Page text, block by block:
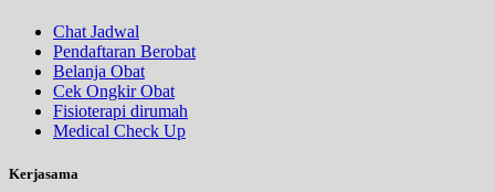
Chat Jadwal
Pendaftaran Berobat
Belanja Obat
Cek Ongkir Obat
Fisioterapi dirumah
Medical Check Up
Kerjasama